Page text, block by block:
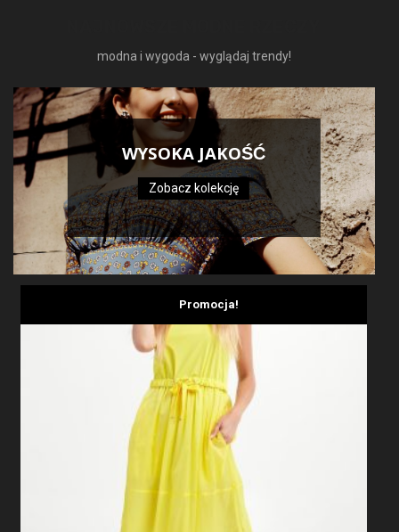
modna i wygoda - wyglądaj trendy!
WYSOKA JAKOŚĆ
Zobacz kolekcję
Promocja!